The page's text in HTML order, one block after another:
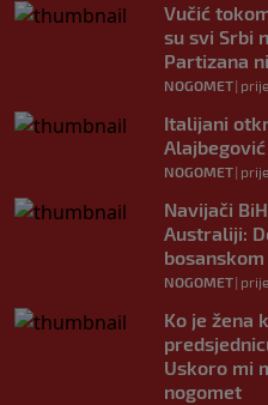
Vučić
su svi Srbi
Partizana
NOGOMET|
Italijani
NOGOMET|
Navijači
Australiji:
NOGOMET|
Ko je žena
Uskoro mi
nogomet